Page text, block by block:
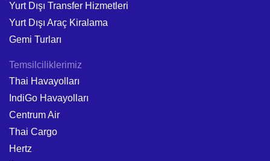
Yurt Dışı Transfer Hizmetleri
Yurt Dışı Araç Kiralama
Gemi Turları
Temsilciliklerimiz
Thai Havayolları
IndiGo Havayolları
Centrum Air
Thai Cargo
Hertz